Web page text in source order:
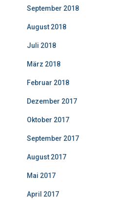
September 2018
August 2018
Juli 2018
März 2018
Februar 2018
Dezember 2017
Oktober 2017
September 2017
August 2017
Mai 2017
April 2017